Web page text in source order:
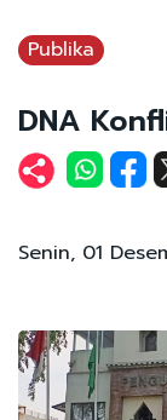
Publika
DNA
Senin, 01